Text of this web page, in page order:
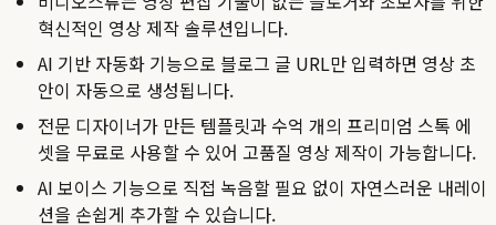
혁신적인 영상 제작 솔루션입니다.
AI 기반 자동화 기능으로 블로그 글 URL만 입력하면 영상 초
안이 자동으로 생성됩니다.
전문 디자이너가 만든 템플릿과 수억 개의 프리미엄 스톡 에
셋을 무료로 사용할 수 있어 고품질 영상 제작이 가능합니다.
AI 보이스 기능으로 직접 녹음할 필요 없이 자연스러운 내레이
션을 손쉽게 추가할 수 있습니다.